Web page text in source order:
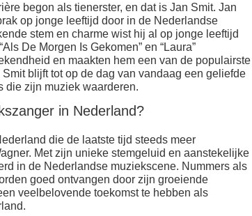
begon als tienerster, en dat is Jan Smit. Jan
op jonge leeftijd door in de Nederlandse
stem en charme wist hij al op jonge leeftijd
De Morgen Is Gekomen” en “Laura”
en maakten hem een van de populairste
blijft tot op de dag van vandaag een geliefde
die zijn muziek waarderen.
in Nederland?
die de laatste tijd steeds meer
Met zijn unieke stemgeluid en aanstekelijke
in de Nederlandse muziekscene. Nummers als
goed ontvangen door zijn groeiende
veelbelovende toekomst te hebben als